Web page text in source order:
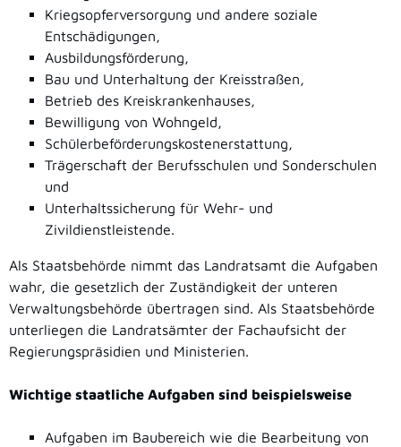
Kriegsopferversorgung und andere soziale
Entschädigungen,
Ausbildungsförderung,
Bau und Unterhaltung der Kreisstraßen,
Betrieb des Kreiskrankenhauses,
Bewilligung von Wohngeld,
Schülerbeförderungskostenerstattung,
Trägerschaft der Berufsschulen und Sonderschulen
und
Unterhaltssicherung für Wehr- und
Zivildienstleistende.
Als Staatsbehörde nimmt das Landratsamt die Aufgaben
wahr, die gesetzlich der Zuständigkeit der unteren
Verwaltungsbehörde übertragen sind. Als Staatsbehörde
unterliegen die Landratsämter der Fachaufsicht der
Regierungspräsidien und Ministerien.
Wichtige staatliche Aufgaben sind beispielsweise
Aufgaben im Baubereich wie die Bearbeitung von